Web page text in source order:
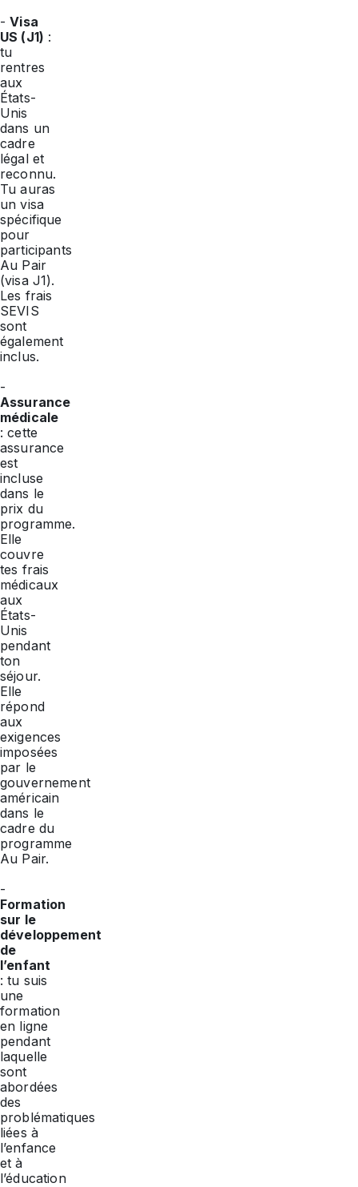
-Visa
US (J1) :
tu
rentres
aux
États-
Unis
dans un
cadre
légal et
reconnu.
Tu auras
un visa
spécifique
pour
participants
Au Pair
(visa J1).
Les frais
SEVIS
sont
également
inclus.
-
Assurance
médicale
: cette
assurance
est
incluse
dans le
prix du
programme.
Elle
couvre
tes frais
médicaux
aux
États-
Unis
pendant
ton
séjour.
Elle
répond
aux
exigences
imposées
par le
gouvernement
américain
dans le
cadre du
programme
Au Pair.
-
Formation
sur le
développement
de
l’enfant
: tu suis
une
formation
en ligne
pendant
laquelle
sont
abordées
des
problématiques
liées à
l’enfance
et à
l’éducation